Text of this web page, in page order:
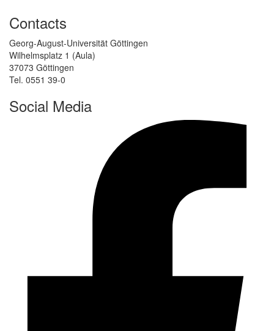
Contacts
Georg-August-Universität Göttingen
Wilhelmsplatz 1 (Aula)
37073 Göttingen
Tel. 0551 39-0
Social Media